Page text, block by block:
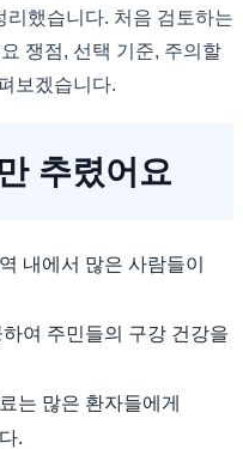
리했습니다. 처음 검토하는
쟁점, 선택 기준, 주의할
보겠습니다.
추렸어요
내에서 많은 사람들이
여 주민들의 구강 건강을
는 많은 환자들에게
.